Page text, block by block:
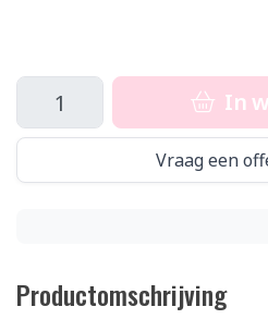
In
Vraag een
Productomschrijving